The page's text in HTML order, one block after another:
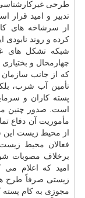
طرحی
از سرشاخه های
كرده و روند
شبكه تشكل های
چهارمحال و
كه از جانب
تأمین آب شرب،
پسته كاران و
است. صدور چنین
مأموریت آن دفاع
از محیط زیست این
فعالان محیط
برخلاف مصوبات
امید كه اعلام
زیستی صرفاً طرح
مجوزی به كام